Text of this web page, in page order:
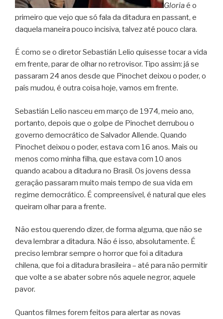
Gloriaé o
primeiro que vejo que só fala da ditadura en passant, e
daquela maneira pouco incisiva, talvez até pouco clara.
É como se o diretor Sebastián Lelio quisesse tocar a vida
em frente, parar de olhar no retrovisor. Tipo assim: já se
passaram 24 anos desde que Pinochet deixou o poder, o
país mudou, é outra coisa hoje, vamos em frente.
Sebastián Lelio nasceu em março de 1974, meio ano,
portanto, depois que o golpe de Pinochet derrubou o
governo democrático de Salvador Allende. Quando
Pinochet deixou o poder, estava com 16 anos. Mais ou
menos como minha filha, que estava com 10 anos
quando acabou a ditadura no Brasil. Os jovens dessa
geração passaram muito mais tempo de sua vida em
regime democrático. É compreensível, é natural que eles
queiram olhar para a frente.
Não estou querendo dizer, de forma alguma, que não se
deva lembrar a ditadura. Não é isso, absolutamente. É
preciso lembrar sempre o horror que foi a ditadura
chilena, que foi a ditadura brasileira – até para não permitir
que volte a se abater sobre nós aquele negror, aquele
pavor.
Quantos filmes forem feitos para alertar as novas